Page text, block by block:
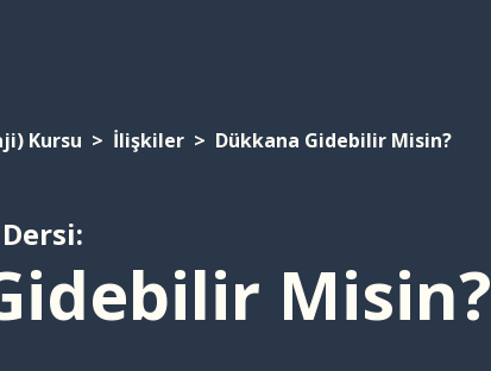
Kursu İlişkiler Dükkana Gidebilir Misin?
Misin?